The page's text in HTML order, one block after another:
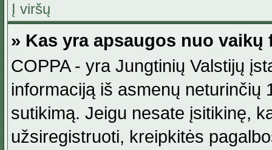
Į viršų
» Kas yra apsaugos nuo vaikų
COPPA - yra Jungtinių Valstijų
informaciją iš asmenų neturinčių
sutikimą. Jeigu nesate įsitikinę,
užsiregistruoti, kreipkitės